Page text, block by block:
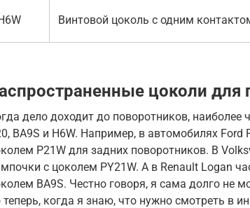
Винтовой цоколь с одним
цоколи для
дело доходит до поворотников, наиболее
BA9S и H6W. Например, в автомобилях
P21W для задних поворотников. В
с цоколем PY21W. А в Renault Logan
BA9S. Честно говоря, я сама долго не
теперь, когда я знаю, что нужно смотреть в